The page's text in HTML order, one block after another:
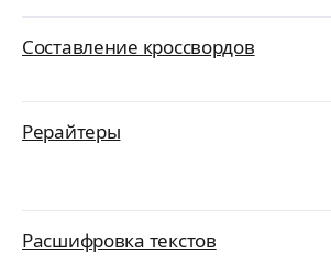
Составление кроссвордов
Рерайтеры
Расшифровка текстов